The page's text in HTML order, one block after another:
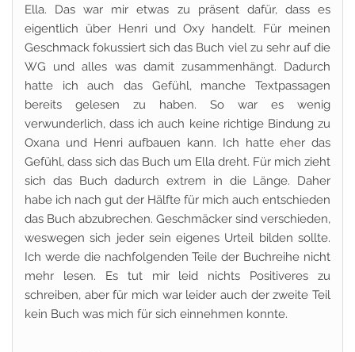
Ella. Das war mir etwas zu präsent dafür, dass es
eigentlich über Henri und Oxy handelt. Für meinen
Geschmack fokussiert sich das Buch viel zu sehr auf die
WG und alles was damit zusammenhängt. Dadurch
hatte ich auch das Gefühl, manche Textpassagen
bereits gelesen zu haben. So war es wenig
verwunderlich, dass ich auch keine richtige Bindung zu
Oxana und Henri aufbauen kann. Ich hatte eher das
Gefühl, dass sich das Buch um Ella dreht. Für mich zieht
sich das Buch dadurch extrem in die Länge. Daher
habe ich nach gut der Hälfte für mich auch entschieden
das Buch abzubrechen. Geschmäcker sind verschieden,
weswegen sich jeder sein eigenes Urteil bilden sollte.
Ich werde die nachfolgenden Teile der Buchreihe nicht
mehr lesen. Es tut mir leid nichts Positiveres zu
schreiben, aber für mich war leider auch der zweite Teil
kein Buch was mich für sich einnehmen konnte.